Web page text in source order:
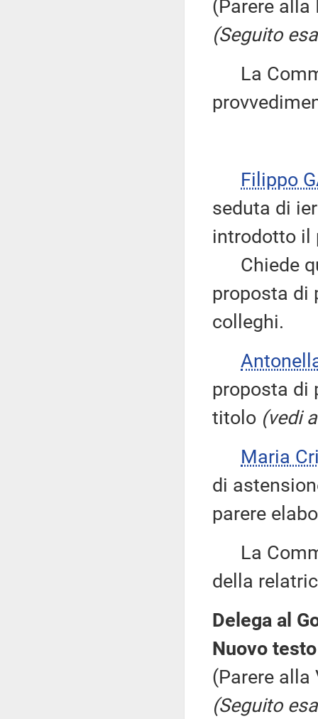
(Parere alla
(Seguito
La
Filippo
seduta di
introdotto il
Chiede
proposta di
colleghi.
proposta di
titolo (vedi
Maria
di
parere
La
della
Delega al
Nuovo
(Parere alla
(Seguito